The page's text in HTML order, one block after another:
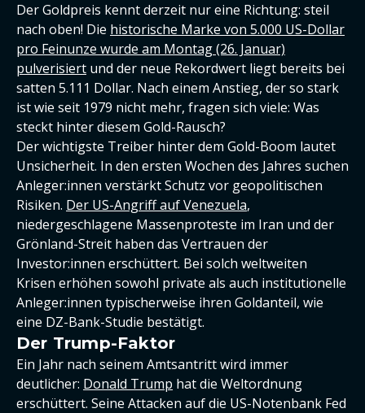
Der Goldpreis kennt derzeit nur eine Richtung: steil
nach oben! Die historische Marke von 5.000 US-Dollar
pro Feinunze wurde am Montag (26. Januar)
pulverisiert und der neue Rekordwert liegt bereits bei
satten 5.111 Dollar. Nach einem Anstieg, der so stark
ist wie seit 1979 nicht mehr, fragen sich viele: Was
steckt hinter diesem Gold-Rausch?
Der wichtigste Treiber hinter dem Gold-Boom lautet
Unsicherheit. In den ersten Wochen des Jahres suchen
Anleger:innen verstärkt Schutz vor geopolitischen
Risiken. Der US-Angriff auf Venezuela,
niedergeschlagene Massenproteste im Iran und der
Grönland-Streit haben das Vertrauen der
Investor:innen erschüttert. Bei solch weltweiten
Krisen erhöhen sowohl private als auch institutionelle
Anleger:innen typischerweise ihren Goldanteil, wie
eine DZ-Bank-Studie bestätigt.
Der Trump-Faktor
Ein Jahr nach seinem Amtsantritt wird immer
deutlicher: Donald Trump hat die Weltordnung
erschüttert. Seine Attacken auf die US-Notenbank Fed